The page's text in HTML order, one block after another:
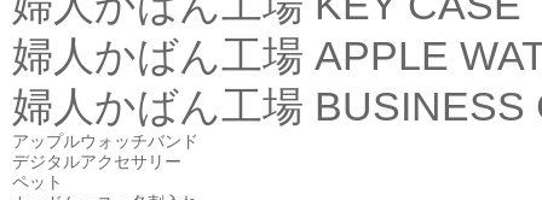
婦人かばん工場 APPLE
婦人かばん工場 BUSINESS
アップルウォッチバンド
デジタルアクセサリー
ペット